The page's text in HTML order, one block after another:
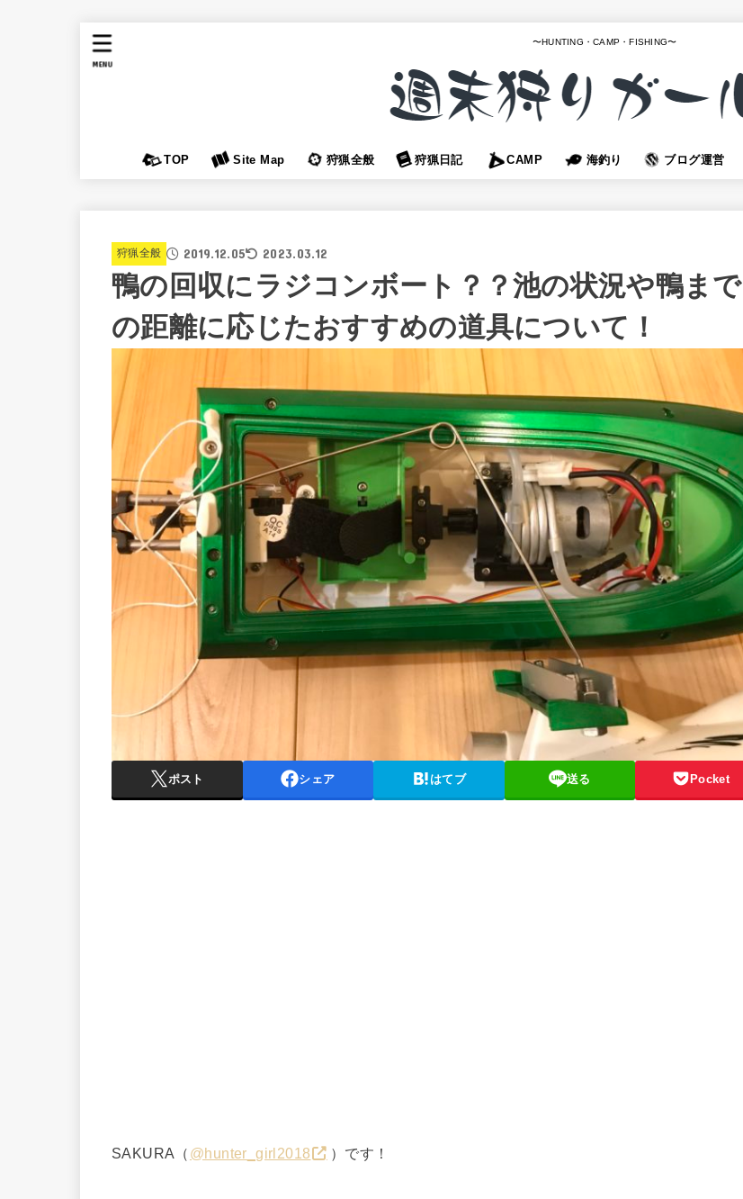
〜HUNTING・CAMP・FISHING〜
TOP Site Map 狩猟全般 狩猟日記 CAMP 海釣り ブログ運営
MENU
狩猟全般 2019.12.05 2023.03.12
鴨の回収にラジコンボート？？池の状況や鴨まで
の距離に応じたおすすめの道具について！
ポスト シェア はてブ 送る Pocket
SAKURA（ @hunter_girl2018 ）です！